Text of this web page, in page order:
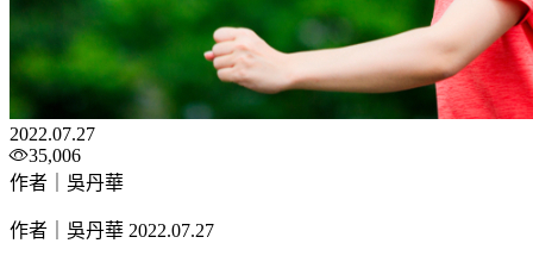
2022.07.27
35,006
作者｜吳丹華
作者｜吳丹華 2022.07.27